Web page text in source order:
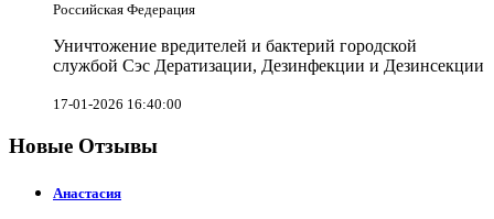
Российская Федерация
Уничтожение вредителей и бактерий городской
службой Сэс Дератизации, Дезинфекции и Дезинсекции
17-01-2026 16:40:00
Новые Отзывы
Анастасия